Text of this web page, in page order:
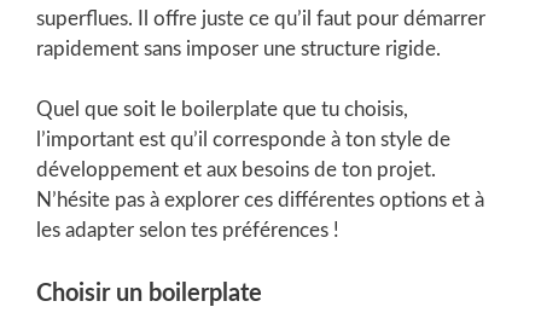
superflues. Il offre juste ce qu’il faut pour démarrer
rapidement sans imposer une structure rigide.
Quel que soit le boilerplate que tu choisis,
l’important est qu’il corresponde à ton style de
développement et aux besoins de ton projet.
N’hésite pas à explorer ces différentes options et à
les adapter selon tes préférences !
Choisir un boilerplate